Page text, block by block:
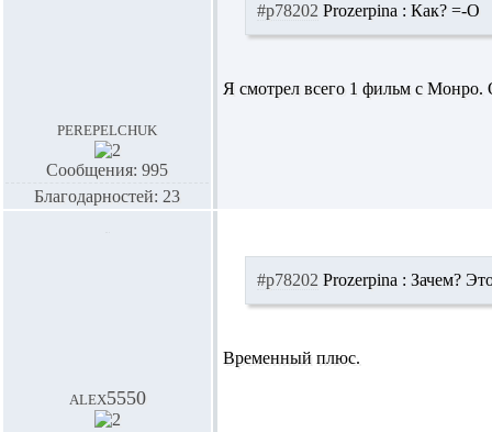
perepelchuk
Сообщения: 995
Благодарностей: 23
#p78202 Prozerpina : Как? =-O
Я смотрел всего 1 фильм с
alex5550
#p78202 Prozerpina : Зачем?
Временный плюс.